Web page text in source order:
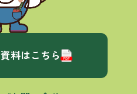
料はこちら